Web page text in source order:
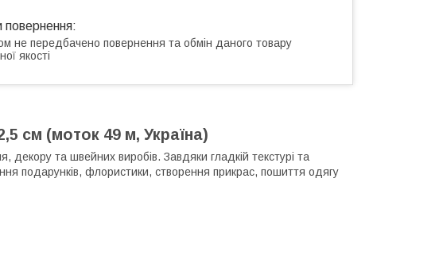
не передбачено повернення та обмін даного товару
якості
см (моток 49 м, Україна)
декору та швейних виробів. Завдяки гладкій текстурі та
подарунків, флористики, створення прикрас, пошиття одягу